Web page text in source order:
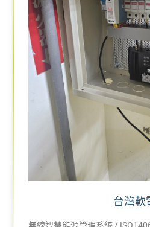
台灣軟
無線智慧能源管理系統 /